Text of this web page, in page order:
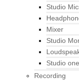
Studio
Mixer
Studio
Studio
Recording